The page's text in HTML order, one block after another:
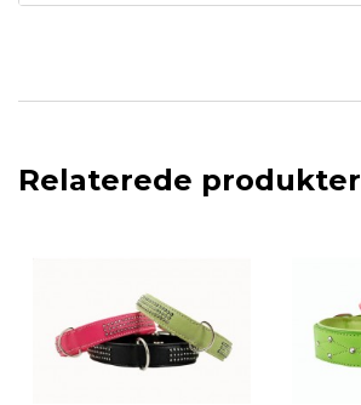
Relaterede produkter